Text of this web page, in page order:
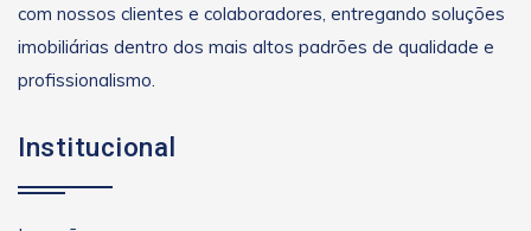
com nossos clientes e colaboradores, entregando soluções
imobiliárias dentro dos mais altos padrões de qualidade e
profissionalismo.
Institucional